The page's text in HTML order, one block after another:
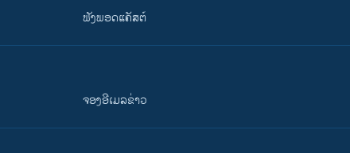
ຟັງພອດແຄັສຕ໌
ຈອງອີເມລຂ່າວ